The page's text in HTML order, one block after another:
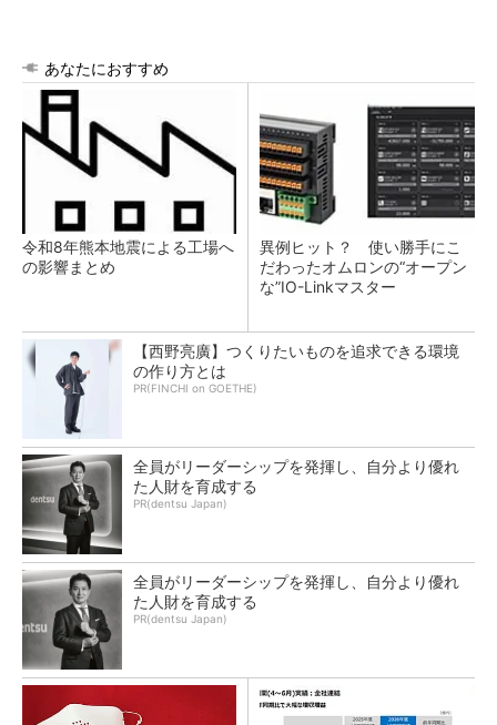
あなたにおすすめ
令和8年熊本地震による工場へ
の影響まとめ
異例ヒット？ 使い勝手にこ
だわったオムロンの“オープン
な”IO-Linkマスター
【西野亮廣】つくりたいものを追求できる環境
の作り方とは
PR(FINCHI on GOETHE)
全員がリーダーシップを発揮し、自分より優れ
た人財を育成する
PR(dentsu Japan)
全員がリーダーシップを発揮し、自分より優れ
た人財を育成する
PR(dentsu Japan)